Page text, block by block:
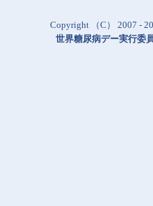
Copyright （C） 2007 -
世界糖尿病デー実行委